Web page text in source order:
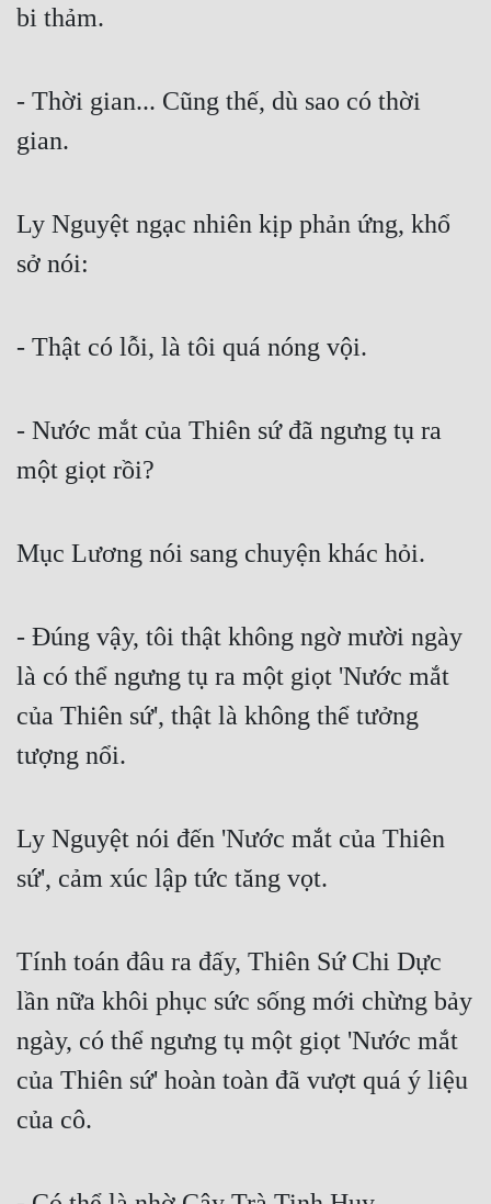
Đẹp Hiệp
Tính Cách Nhân Vật :
Sát Phạt Quyết Đoán
Vô Sỉ
bi thảm.
- Thời gian... Cũng thế, dù sao có thời
gian.
Ly Nguyệt ngạc nhiên kịp phản ứng, khổ
sở nói:
- Thật có lỗi, là tôi quá nóng vội.
- Nước mắt của Thiên sứ đã ngưng tụ ra
một giọt rồi?
Mục Lương nói sang chuyện khác hỏi.
- Đúng vậy, tôi thật không ngờ mười ngày
là có thể ngưng tụ ra một giọt 'Nước mắt
của Thiên sứ', thật là không thể tưởng
tượng nổi.
Ly Nguyệt nói đến 'Nước mắt của Thiên
sứ', cảm xúc lập tức tăng vọt.
Tính toán đâu ra đấy, Thiên Sứ Chi Dực
lần nữa khôi phục sức sống mới chừng bảy
ngày, có thể ngưng tụ một giọt 'Nước mắt
của Thiên sứ' hoàn toàn đã vượt quá ý liệu
của cô.